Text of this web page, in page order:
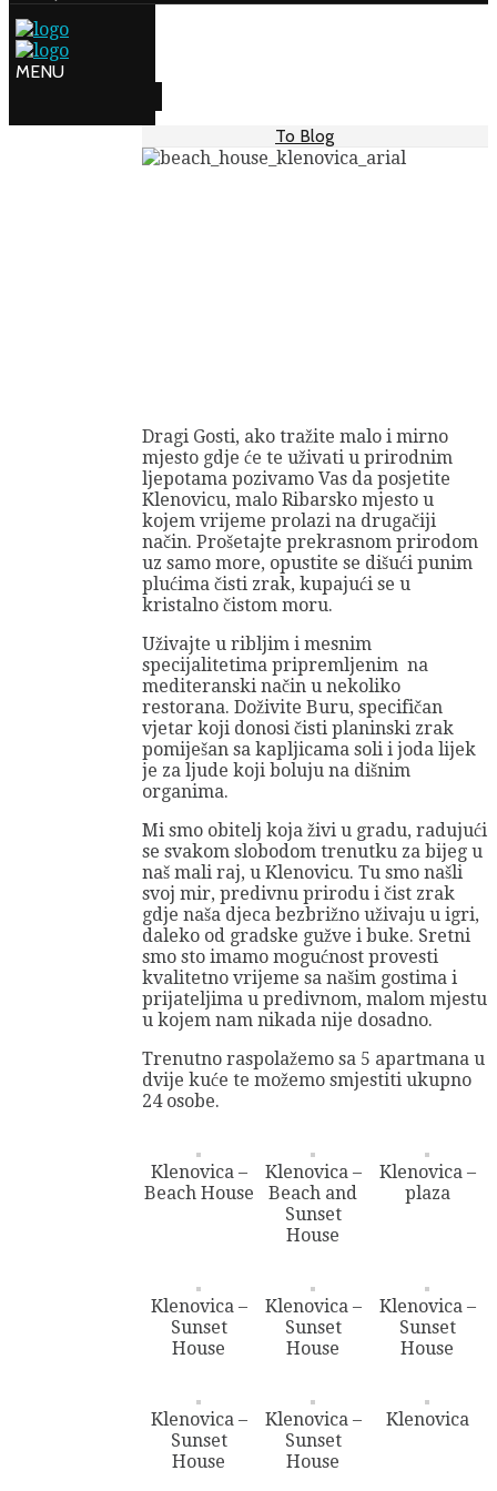
To Blog
Dragi Gosti, ako tražite malo i mirno
mjesto gdje će te uživati u prirodnim
ljepotama pozivamo Vas da posjetite
Klenovicu, malo Ribarsko mjesto u
kojem vrijeme prolazi na drugačiji
način. Prošetajte prekrasnom prirodom
uz samo more, opustite se dišući punim
plućima čisti zrak, kupajući se u
kristalno čistom moru.
Uživajte u ribljim i mesnim
specijalitetima pripremljenim na
mediteranski način u nekoliko
restorana. Doživite Buru, specifičan
vjetar koji donosi čisti planinski zrak
pomiješan sa kapljicama soli i joda lijek
je za ljude koji boluju na dišnim
organima.
Mi smo obitelj koja živi u gradu, radujući
se svakom slobodom trenutku za bijeg u
naš mali raj, u Klenovicu. Tu smo našli
svoj mir, predivnu prirodu i čist zrak
gdje naša djeca bezbrižno uživaju u igri,
daleko od gradske gužve i buke. Sretni
smo sto imamo mogućnost provesti
kvalitetno vrijeme sa našim gostima i
prijateljima u predivnom, malom mjestu
u kojem nam nikada nije dosadno.
Trenutno raspolažemo sa 5 apartmana u
dvije kuće te možemo smjestiti ukupno
24 osobe.
Klenovica –
Beach House
Klenovica –
Beach and
Sunset
House
Klenovica –
plaza
Klenovica –
Sunset
House
Klenovica –
Sunset
House
Klenovica –
Sunset
House
Klenovica –
Sunset
House
Klenovica –
Sunset
House
Klenovica